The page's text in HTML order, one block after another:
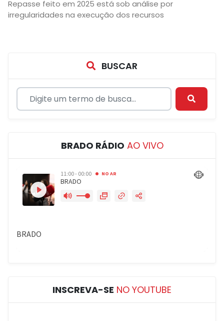
Repasse feito em 2025 está sob análise por
irregularidades na execução dos recursos
BUSCAR
BRADO RÁDIO AO VIVO
INSCREVA-SE NO YOUTUBE